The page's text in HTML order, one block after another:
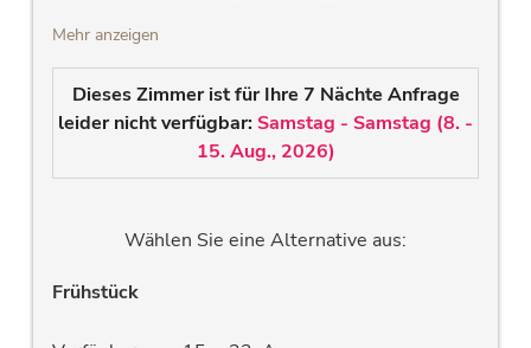
eintauchen. Moderne Badezimmer zum
wohlfühlen.
große seperate Schlafräume
hochwertiges Vollholzbett
modernes Badezimmer mit Dusche, Wlan
und Handtuchtrockner
neuer LCD- Flachbildfernseher
Mehr anzeigen
Dieses Zimmer ist für Ihre 7 Nächte Anfrage
leider nicht verfügbar: Samstag - Samstag (8. -
15. Aug., 2026)
Wählen Sie eine Alternative aus:
Frühstück